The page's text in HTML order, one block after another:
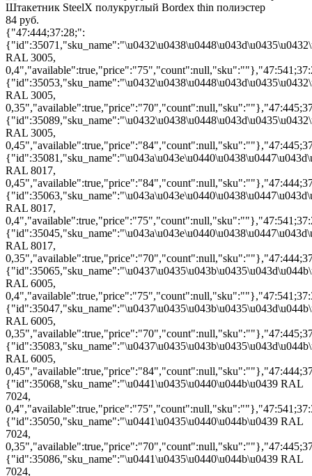
Штакетник SteelX полукруглый Bordex thin полиэстер
84 руб.
{"47:444;37:28;":
RAL 3005,
RAL 3005,
RAL 3005,
RAL 8017,
RAL 8017,
RAL 8017,
RAL 6005,
RAL 6005,
RAL 6005,
{"id":35068,"sku_name":"\u0441\u0435\u0440\u044b\u0439 RAL
7024,
{"id":35050,"sku_name":"\u0441\u0435\u0440\u044b\u0439 RAL
7024,
{"id":35086,"sku_name":"\u0441\u0435\u0440\u044b\u0439 RAL
7024,